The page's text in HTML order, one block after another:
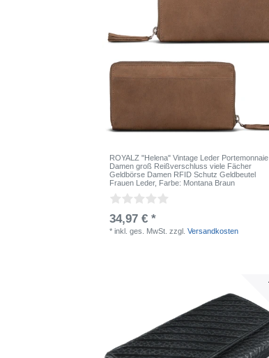
ROYALZ "Helena" Vintage Leder Portemonnaie
Damen groß Reißverschluss viele Fächer
Geldbörse Damen RFID Schutz Geldbeutel
Frauen Leder, Farbe: Montana Braun
34,97 € *
*inkl. ges. MwSt. zzgl.Versandkosten